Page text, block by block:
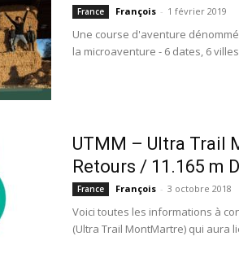
France François - 1 février 2019
Une course d'aventure
la microaventure - 6 dates, 6
UTMM – Ultra Trail
Retours / 11.165 m
France François - 3 octobre 2018
Voici toutes les informations à
(Ultra Trail MontMartre) qui aura